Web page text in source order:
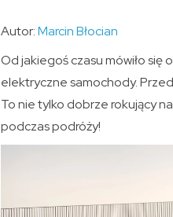
Autor:Marcin Błocian
Od jakiegoś czasu mówiło się
elektryczne samochody.
To nie tylko dobrze rokujący
podczas podróży!